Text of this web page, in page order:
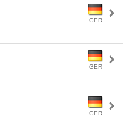
GER
GER
GER